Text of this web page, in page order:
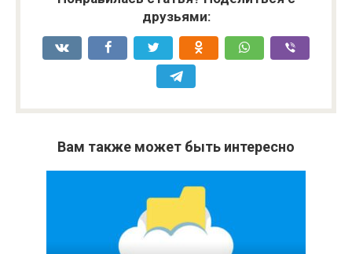
друзьями:
Вам также может быть интересно